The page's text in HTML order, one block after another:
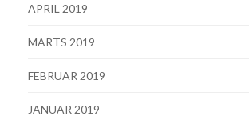
APRIL 2019
MARTS 2019
FEBRUAR 2019
JANUAR 2019